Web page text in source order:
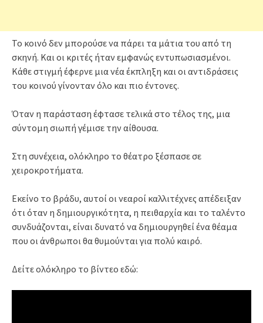
Το κοινό δεν μπορούσε να πάρει τα μάτια του από τη
σκηνή. Και οι κριτές ήταν εμφανώς εντυπωσιασμένοι.
Κάθε στιγμή έφερνε μια νέα έκπληξη και οι αντιδράσεις
του κοινού γίνονταν όλο και πιο έντονες.
Όταν η παράσταση έφτασε τελικά στο τέλος της, μια
σύντομη σιωπή γέμισε την αίθουσα.
Στη συνέχεια, ολόκληρο το θέατρο ξέσπασε σε
χειροκροτήματα.
Εκείνο το βράδυ, αυτοί οι νεαροί καλλιτέχνες απέδειξαν
ότι όταν η δημιουργικότητα, η πειθαρχία και το ταλέντο
συνδυάζονται, είναι δυνατό να δημιουργηθεί ένα θέαμα
που οι άνθρωποι θα θυμούνται για πολύ καιρό.
Δείτε ολόκληρο το βίντεο εδώ: